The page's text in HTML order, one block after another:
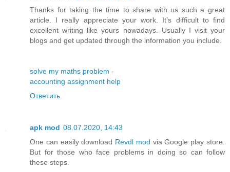
Thanks for taking the time to share with us such a great
article. I really appreciate your work. It’s difficult to find
excellent writing like yours nowadays. Usually I visit your
blogs and get updated through the information you include.
solve my maths problem -
accounting assignment help
Ответить
apk mod 08.07.2020, 14:43
One can easily download Revdl mod via Google play store.
But for those who face problems in doing so can follow
these steps.